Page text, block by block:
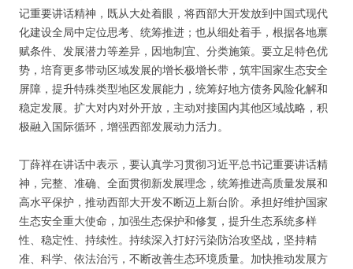
记重要讲话精神，既从大处着眼，将西部大开发放到中国式现代
化建设全局中定位思考、统筹推进；也从细处着手，根据各地禀
赋条件、发展潜力等差异，因地制宜、分类施策。要立足特色优
势，培育更多带动区域发展的增长极增长带，筑牢国家生态安全
屏障，提升特殊类型地区发展能力，统筹好地方债务风险化解和
稳定发展。扩大对内对外开放，主动对接国内其他区域战略，积
极融入国际循环，增强西部发展动力活力。
丁薛祥在讲话中表示，要认真学习贯彻习近平总书记重要讲话精
神，完整、准确、全面贯彻新发展理念，统筹推进高质量发展和
高水平保护，推动西部大开发不断迈上新台阶。承担好维护国家
生态安全重大使命，加强生态保护和修复，提升生态系统多样
性、稳定性、持续性。持续深入打好污染防治攻坚战，坚持精
准、科学、依法治污，不断改善生态环境质量。加快推动发展方